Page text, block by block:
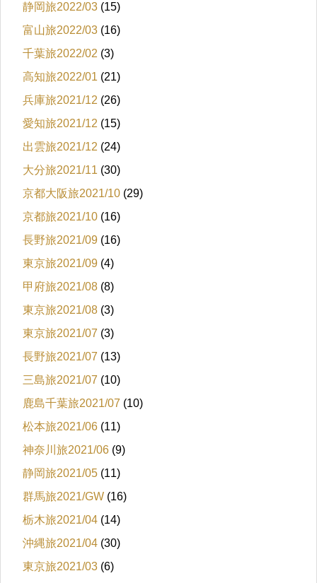
静岡旅2022/03 (15)
富山旅2022/03 (16)
千葉旅2022/02 (3)
高知旅2022/01 (21)
兵庫旅2021/12 (26)
愛知旅2021/12 (15)
出雲旅2021/12 (24)
大分旅2021/11 (30)
京都大阪旅2021/10 (29)
京都旅2021/10 (16)
長野旅2021/09 (16)
東京旅2021/09 (4)
甲府旅2021/08 (8)
東京旅2021/08 (3)
東京旅2021/07 (3)
長野旅2021/07 (13)
三島旅2021/07 (10)
鹿島千葉旅2021/07 (10)
松本旅2021/06 (11)
神奈川旅2021/06 (9)
静岡旅2021/05 (11)
群馬旅2021/GW (16)
栃木旅2021/04 (14)
沖縄旅2021/04 (30)
東京旅2021/03 (6)